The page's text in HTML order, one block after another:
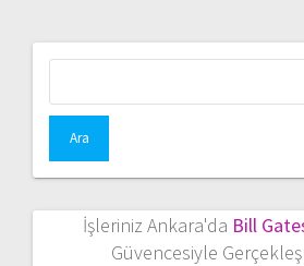
İşleriniz Ankara'da Bill
Güvencesiyle